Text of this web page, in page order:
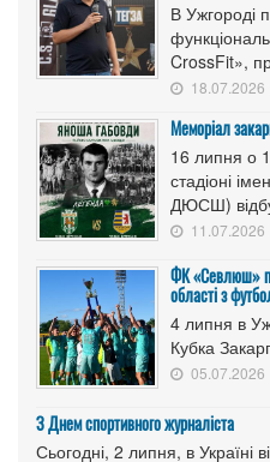
В Ужгороді
CrossFit»,
18.07.2026
Меморіал
16 липня о
стадіоні
ДЮСШ)
11.07.2026
ФК «Севлюш»
області з
4 липня в
Кубка
05.07.2026
З Днем спортивного журналіста
Сьогодні, 2 липня, в Україні